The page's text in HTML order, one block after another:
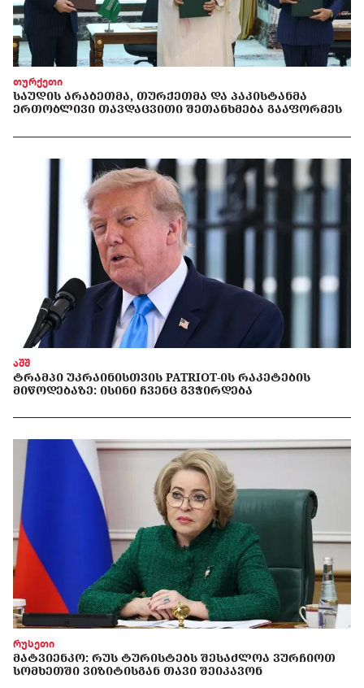
თურქეთი
ᲡᲐᲣᲓᲘᲡ ᲐᲠᲐᲑᲔᲗᲛᲐ, ᲗᲣᲠᲥᲔᲗᲛᲐ ᲓᲐ ᲞᲐᲙᲘᲡᲢᲐᲜᲛᲐ
ᲔᲠᲗᲝᲑᲚᲘᲕᲘ ᲗᲐᲕᲓᲐᲪᲕᲘᲗᲘ ᲨᲔᲗᲐᲜᲮᲛᲔᲑᲐ ᲒᲐᲐᲤᲝᲠᲛᲔᲡ
აშშ
ᲢᲠᲐᲛᲞᲘ ᲣᲙᲠᲐᲘᲜᲘᲡᲗᲕᲘᲡ PATRIOT-ᲘᲡ ᲠᲐᲙᲔᲢᲔᲑᲘᲡ
ᲛᲘᲬᲝᲓᲔᲑᲐᲖᲔ: ᲘᲡᲘᲜᲘ ᲩᲕᲔᲜᲪ ᲒᲕᲭᲘᲠᲓᲔᲑᲐ
რუსეთი
ᲛᲐᲢᲕᲘᲔᲜᲙᲝ: ᲠᲣᲡ ᲢᲣᲠᲘᲡᲢᲔᲑᲡ ᲨᲔᲡᲐᲫᲚᲝᲐ ᲕᲣᲠᲩᲘᲝᲗ
ᲡᲝᲛᲮᲔᲗᲨᲘ ᲕᲘᲖᲘᲢᲘᲡᲒᲐᲜ ᲗᲐᲕᲘ ᲨᲔᲘᲙᲐᲕᲝᲜ